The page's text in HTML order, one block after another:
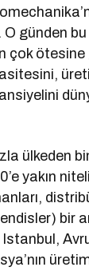
O günden
çok ötesine
ülkeden
yakın
bir